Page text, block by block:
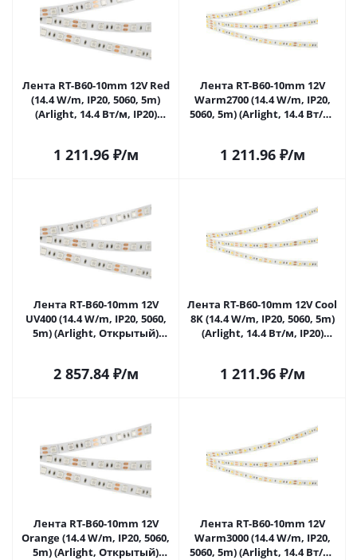
Лента RT-B60-10mm 12V Red
(14.4 W/m, IP20, 5060, 5m)
(Arlight, 14.4 Вт/м, IP20)
1 211.96₽/м
Лента RT-B60-10mm 12V
Warm2700 (14.4 W/m, IP20,
5060, 5m) (Arlight, 14.4 Вт/м,
1 211.96₽/м
Лента RT-B60-10mm 12V
UV400 (14.4 W/m, IP20, 5060,
5m) (Arlight, Открытый)
2 857.84₽/м
Лента RT-B60-10mm 12V Cool
8K (14.4 W/m, IP20, 5060, 5m)
(Arlight, 14.4 Вт/м, IP20)
1 211.96₽/м
Лента RT-B60-10mm 12V
Orange (14.4 W/m, IP20, 5060,
5m) (Arlight, Открытый)
Лента RT-B60-10mm 12V
Warm3000 (14.4 W/m, IP20,
5060, 5m) (Arlight, 14.4 Вт/м,